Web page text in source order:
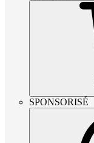
SPONSORISÉ